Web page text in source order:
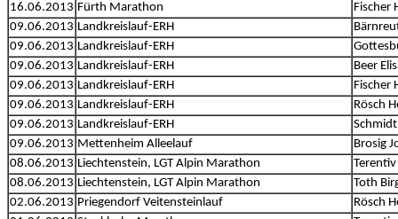
16.06.2013 Fürth Marathon
Fischer
09.06.2013 Landkreislauf-ERH
09.06.2013 Landkreislauf-ERH
09.06.2013 Landkreislauf-ERH
Beer
09.06.2013 Landkreislauf-ERH
Fischer
09.06.2013 Landkreislauf-ERH
Rösch
09.06.2013 Landkreislauf-ERH
09.06.2013 Mettenheim Alleelauf
Brosig
08.06.2013 Liechtenstein, LGT Alpin Marathon
08.06.2013 Liechtenstein, LGT Alpin Marathon
Toth
02.06.2013 Priegendorf Veitensteinlauf
Rösch